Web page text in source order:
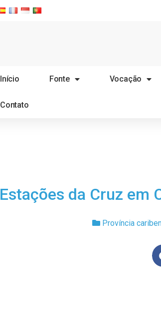
Início Fonte Vocação
Contato
Estações da Cruz em
Província